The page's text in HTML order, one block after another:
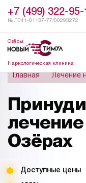
+7 (499) 322-95-
№ Л041-01137-77/00293272
Озёры
Наркологическая клиника
Главная Лечение
Озёрах
Доступные цены